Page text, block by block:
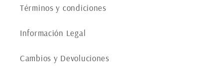
Términos y condiciones
Información Legal
Cambios y Devoluciones